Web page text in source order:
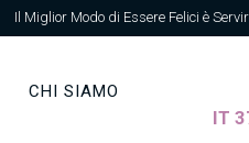
Il Miglior Modo di Essere Felici è
IT
CHI SIAMO